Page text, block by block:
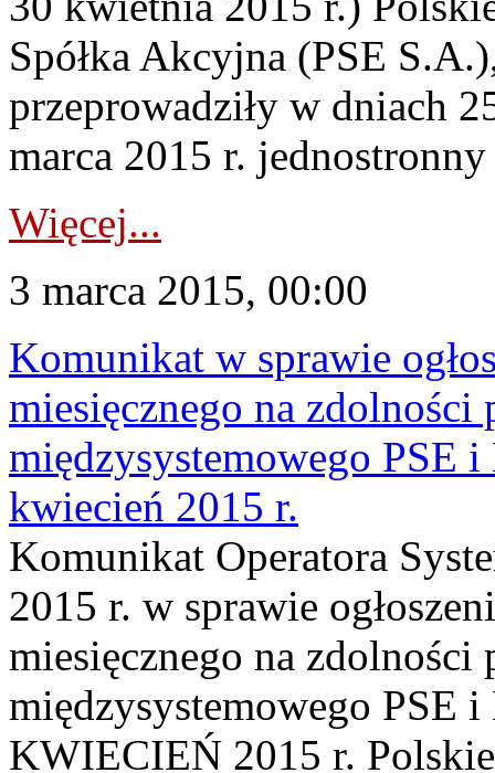
Spółka Akcyjna (PSE
przeprowadziły w dniach
marca 2015 r.
Więcej...
3 marca 2015, 00:00
Komunikat w sprawie
miesięcznego na zdolności
międzysystemowego PSE
kwiecień 2015 r.
Komunikat Operatora
2015 r. w sprawie
miesięcznego na zdolności
międzysystemowego PSE
KWIECIEŃ 2015 r.